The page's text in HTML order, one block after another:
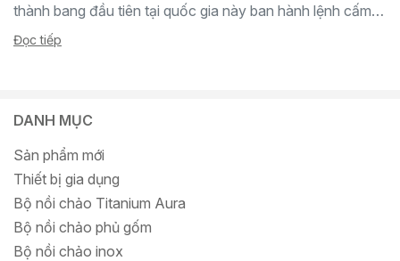
thành bang đầu tiên tại quốc gia này ban hành lệnh cấm
sử dụng “hóa...
Đọc tiếp
DANH MỤC
Sản phẩm mới
Thiết bị gia dụng
Bộ nồi chảo Titanium Aura
Bộ nồi chảo phủ gốm
Bộ nồi chảo inox